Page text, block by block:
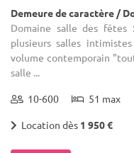
Demeure de caractère /
Domaine salle des
plusieurs salles
volume contemporain
salle ...
10-600 51 max
Location dès 1 950 €